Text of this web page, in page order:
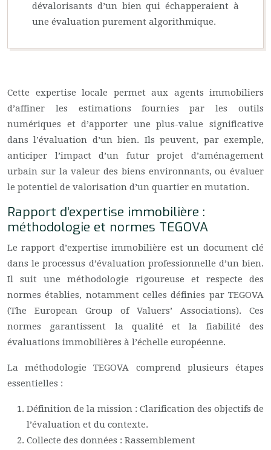
dévalorisants d’un bien qui échapperaient à
une évaluation purement algorithmique.
Cette expertise locale permet aux agents immobiliers
d’affiner les estimations fournies par les outils
numériques et d’apporter une plus-value significative
dans l’évaluation d’un bien. Ils peuvent, par exemple,
anticiper l’impact d’un futur projet d’aménagement
urbain sur la valeur des biens environnants, ou évaluer
le potentiel de valorisation d’un quartier en mutation.
Rapport d’expertise immobilière :
méthodologie et normes TEGOVA
Le rapport d’expertise immobilière est un document clé
dans le processus d’évaluation professionnelle d’un bien.
Il suit une méthodologie rigoureuse et respecte des
normes établies, notamment celles définies par TEGOVA
(The European Group of Valuers’ Associations). Ces
normes garantissent la qualité et la fiabilité des
évaluations immobilières à l’échelle européenne.
La méthodologie TEGOVA comprend plusieurs étapes
essentielles :
Définition de la mission : Clarification des objectifs de
l’évaluation et du contexte.
Collecte des données : Rassemblement